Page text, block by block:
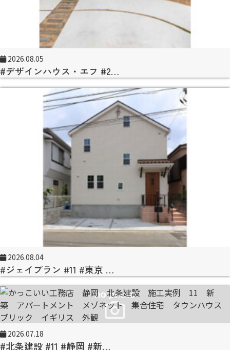
2026.08.05
#デザインハウス・エフ #2…
2026.08.04
#ジェイプラン #11 #東京 …
2026.07.18
#北条建設 #11 #静岡 #新…